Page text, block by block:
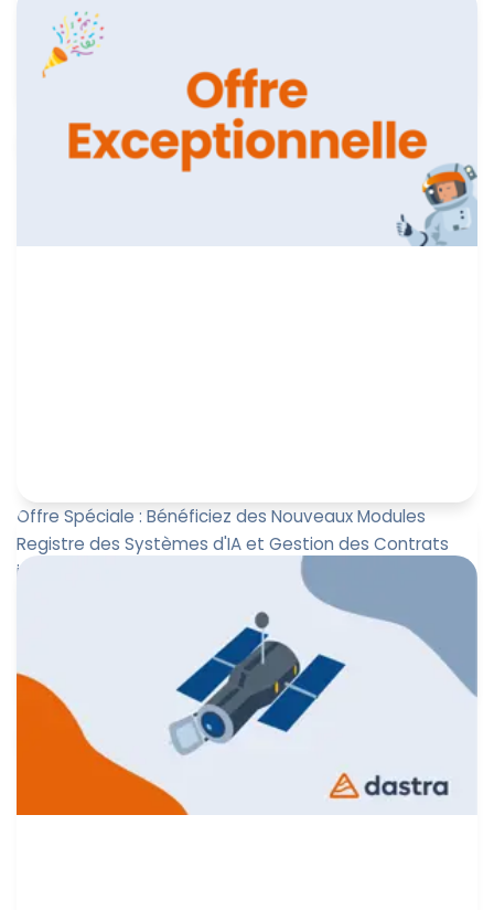
Répondez à notre enquête sur votre utilisation de l'IA.
Cela nous aidera à mieux comprendre vos attentes sur
le sujet
Marine Boquien
18 juin 2024
Offre Spéciale : Bénéficiez des Nouveaux Modules
Registre des Systèmes d'IA et Gestion des Contrats
jusqu'au 14 Septembre 2024
Chez Dastra, nous innovons constamment pour
répondre aux besoins de nos utilisateurs. Nous sommes
ravis de vous présente...
Paul-Emmanuel Bidault
14 juin 2024